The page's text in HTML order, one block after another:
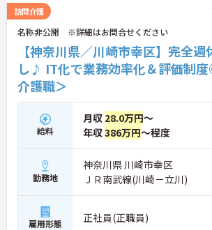
談で不安を解消できるフォロー体制もあり、介
祉士の資格取得やサ責や管理者への着実なキャ
アップを目指す有資格者の方に推奨できる環境で
す。
★おすすめPOINT★
【夜勤なし・曜日固定の休日で、身体への負担
えた働き方が実現できます】
しないため、生活リズムを整えながら健康的に
続けることができます
により、先々の予定が立てやすくプライベート
間をしっかりと確保できる環境です
【専門資格を活かした収入アップと明確なキャ
形成が期待できます】
・資格手当が支給されるほか、年2回の評価面談
訪問介護
名称非公開 ※詳細はお問合せください
【神奈川県／川崎市幸区】完全
し♪ IT化で業務効率化＆評価制
介護職＞
給料
月収 28.0万円～
年収386万円～程度
勤務地
神奈川県 川崎市幸区
ＪＲ南武線(川崎－立川)
雇用形態 正社員(正職員)